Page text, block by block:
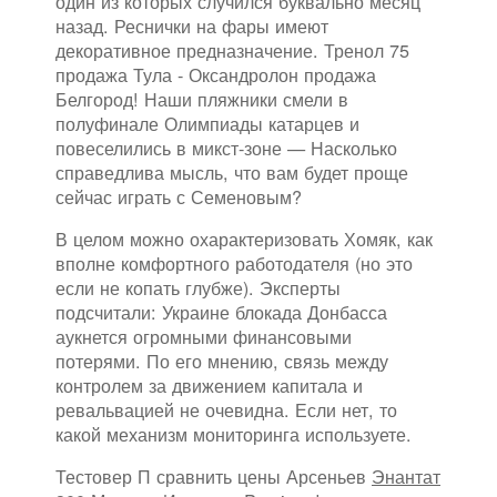
назад. Реснички на фары имеют
декоративное предназначение. Тренол 75
продажа Тула - Оксандролон продажа
Белгород! Наши пляжники смели в
полуфинале Олимпиады катарцев и
повеселились в микст-зоне — Насколько
справедлива мысль, что вам будет проще
сейчас играть с Семеновым?
В целом можно охарактеризовать Хомяк, как
вполне комфортного работодателя (но это
если не копать глубже). Эксперты
подсчитали: Украине блокада Донбасса
аукнется огромными финансовыми
потерями. По его мнению, связь между
контролем за движением капитала и
ревальвацией не очевидна. Если нет, то
какой механизм мониторинга используете.
Тестовер П сравнить цены Арсеньев Энантат